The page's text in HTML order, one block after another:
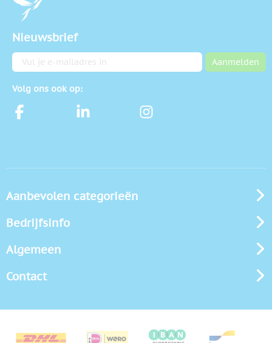
Nieuwsbrief
E-mailadres Aanmelden
Volg ons ook op:
Aanbevolen categorieën
Bedrijfsinfo
Algemeen
Contact